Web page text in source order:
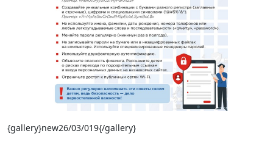
{gallery}new26/03/019{/gallery}